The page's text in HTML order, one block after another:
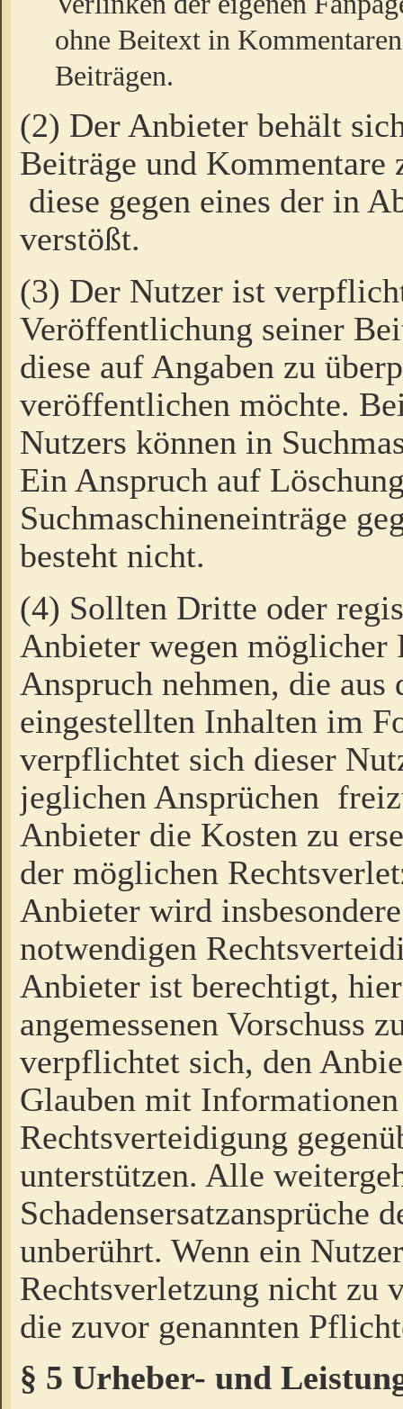
ohne Beitext in
Beiträgen.
(2) Der Anbieter behält
Beiträge und Kommentare
diese gegen eines der in
verstößt.
(3) Der Nutzer ist
Veröffentlichung seiner
diese auf Angaben zu
veröffentlichen möchte.
Nutzers können in
Ein Anspruch auf
Suchmaschineneinträge
besteht nicht.
(4) Sollten Dritte oder
Anbieter wegen möglicher
Anspruch nehmen, die
eingestellten Inhalten im
verpflichtet sich dieser
jeglichen Ansprüchen
Anbieter die Kosten zu
der möglichen
Anbieter wird
notwendigen
Anbieter ist berechtigt,
angemessenen Vorschuss
verpflichtet sich, den
Glauben mit
Rechtsverteidigung
unterstützen. Alle
Schadensersatzansprüche
unberührt. Wenn ein
Rechtsverletzung nicht zu
die zuvor genannten
§ 5 Urheber- und